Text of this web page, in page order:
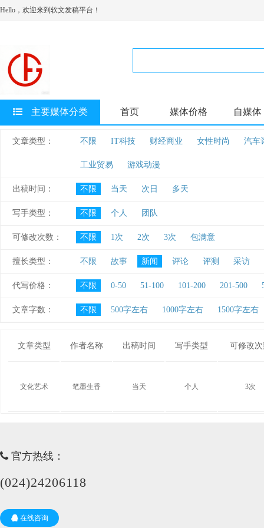
Hello，欢迎来到软文发稿平台！
主要媒体分类 首页 媒体价格 自媒体
文章类型： 不限 IT科技 财经商业 女性时尚 汽车
工业贸易 游戏动漫
出稿时间： 不限 当天 次日 多天
写手类型： 不限 个人 团队
可修改次数： 不限 1次 2次 3次 包满意
擅长类型： 不限 故事 新闻 评论 评测 采访
代写价格： 不限 0-50 51-100 101-200 201-500
文章字数： 不限 500字左右 1000字左右 1500字左右
文章类型 作者名称 出稿时间 写手类型 可修改次
文化艺术 笔墨生香 当天 个人 3次
官方热线：
(024)24206118
在线咨询